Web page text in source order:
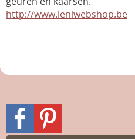
http://www.leniwebshop.be